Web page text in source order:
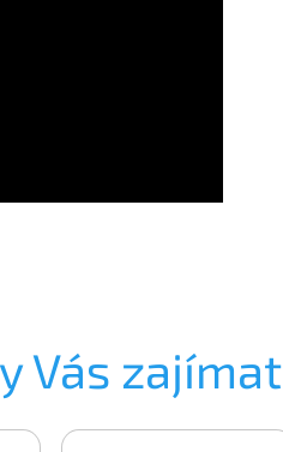
Vás zajímat